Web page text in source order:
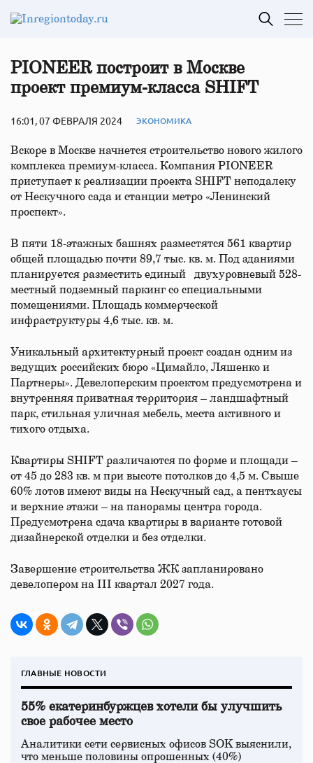
PIONEER построит в Москве
проект премиум-класса SHIFT
16:01, 07 ФЕВРАЛЯ 2024 ЭКОНОМИКА
Вскоре в Москве начнется строительство нового жилого
комплекса премиум-класса. Компания PIONEER
приступает к реализации проекта SHIFT неподалеку
от Нескучного сада и станции метро «Ленинский
проспект».
В пяти 18-этажных башнях разместятся 561 квартир
общей площадью почти 89,7 тыс. кв. м. Под зданиями
планируется разместить единый двухуровневый 528-
местный подземный паркинг со специальными
помещениями. Площадь коммерческой
инфраструктуры 4,6 тыс. кв. м.
Уникальный архитектурный проект создан одним из
ведущих российских бюро «Цимайло, Ляшенко и
Партнеры». Девелоперским проектом предусмотрена и
внутренняя приватная территория – ландшафтный
парк, стильная уличная мебель, места активного и
тихого отдыха.
Квартиры SHIFT различаются по форме и площади –
от 45 до 283 кв. м при высоте потолков до 4,5 м. Свыше
60% лотов имеют виды на Нескучный сад, а пентхаусы
и верхние этажи – на панорамы центра города.
Предусмотрена сдача квартиры в варианте готовой
дизайнерской отделки и без отделки.
Завершение строительства ЖК запланировано
девелопером на III квартал 2027 года.
ГЛАВНЫЕ НОВОСТИ
55% екатеринбуржцев хотели бы улучшить
свое рабочее место
Аналитики сети сервисных офисов SOK выяснили,
что меньше половины опрошенных (40%)